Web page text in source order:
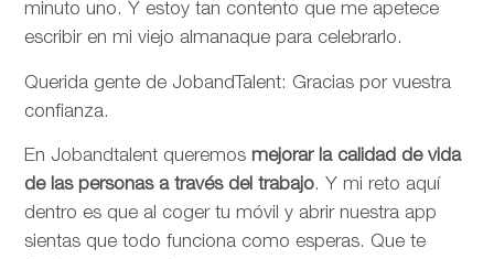
minuto uno. Y estoy tan contento que me apetece
escribir en mi viejo almanaque para celebrarlo.
Querida gente de JobandTalent: Gracias por vuestra
confianza.
En Jobandtalent queremos mejorar la calidad de vida
de las personas a través del trabajo. Y mi reto aquí
dentro es que al coger tu móvil y abrir nuestra app
sientas que todo funciona como esperas. Que te